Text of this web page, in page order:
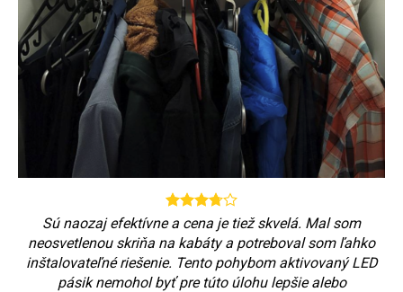
Sú naozaj efektívne a cena je tiež skvelá. Mal som
neosvetlenou skriňa na kabáty a potreboval som ľahko
inštalovateľné riešenie. Tento pohybom aktivovaný LED
pásik nemohol byť pre túto úlohu lepšie alebo